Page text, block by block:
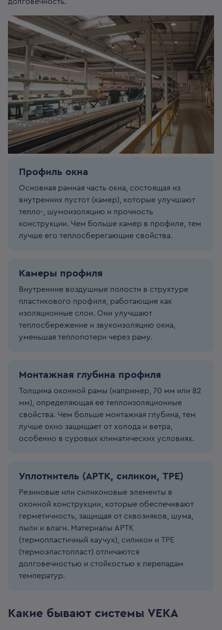
Профиль окна
Основная рамная часть окна, состоящая из
внутренних пустот (камер), которые улучшают
тепло-, шумоизоляцию и прочность
конструкции. Чем больше камер в профиле, тем
лучше его теплосберегающие свойства.
Камеры профиля
Внутренние воздушные полости в структуре
пластикового профиля, работающие как
изоляционные слои. Они улучшают
теплосбережение и звукоизоляцию окна,
уменьшая теплопотери через раму.
Монтажная глубина профиля
Толщина оконной рамы (например, 70 мм или 82
мм), определяющая её теплоизоляционные
свойства. Чем больше монтажная глубина, тем
лучше окно защищает от холода и ветра,
особенно в суровых климатических условиях.
Уплотнитель (АРТК, силикон, ТРЕ)
Резиновые или силиконовые элементы в
оконной конструкции, которые обеспечивают
герметичность, защищая от сквозняков, шума,
пыли и влаги. Материалы АРТК
(термопластичный каучук), силикон и ТРЕ
(термоэластопласт) отличаются
долговечностью и стойкостью к перепадам
температур.
Какие бывают системы VEKA